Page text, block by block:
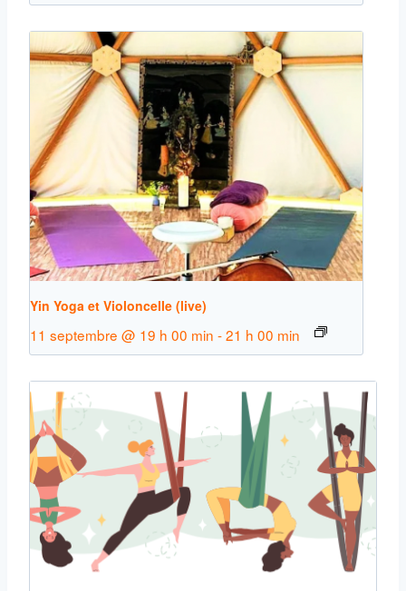
Yin Yoga et Violoncelle (live)
11 septembre @ 19 h 00 min -21 h 00 min